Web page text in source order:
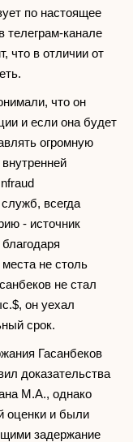
по настоящее
телеграм-канале
что в отличии от
что он
и если она будет
огромную
всегда
- источник
не столь
не стал
он уехал
срок.
Гасанбеков
доказательства
М.А., однако
оценки и были
задержание